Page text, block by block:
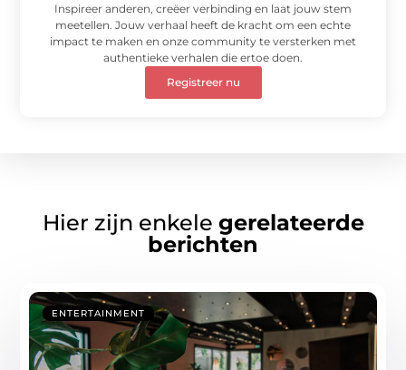
Inspireer anderen, creëer verbinding en laat jouw stem
meetellen. Jouw verhaal heeft de kracht om een echte
impact te maken en onze community te versterken met
authentieke verhalen die ertoe doen.
Registreer nu
Hier zijn enkele gerelateerde
berichten
ENTERTAINMENT